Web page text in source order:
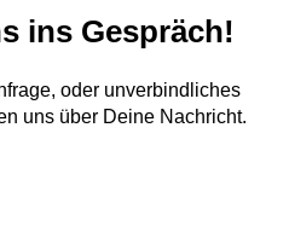
ins Gespräch!
oder unverbindliches
uns über Deine Nachricht.